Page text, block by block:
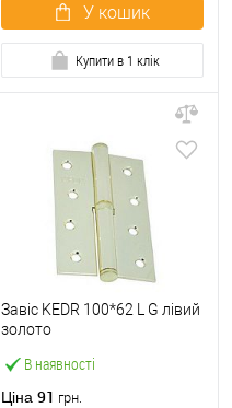
У кошик
Купити в 1 клік
В наявності
Завіс KEDR 100*62 L G лівий
золото
Ціна 91 грн.